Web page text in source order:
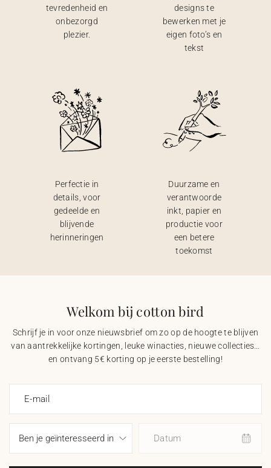
tevredenheid en
onbezorgd
plezier.
designs te
bewerken met je
eigen foto’s en
tekst
Perfectie in
details, voor
gedeelde en
blijvende
herinneringen
Duurzame en
verantwoorde
inkt, papier en
productie voor
een betere
toekomst
Welkom bij cotton bird
Schrijf je in voor onze nieuwsbrief om zo op de hoogte te blijven
van aantrekkelijke kortingen, leuke winacties, nieuwe collecties…
en ontvang 5€ korting op je eerste bestelling!
E-mail
Datum